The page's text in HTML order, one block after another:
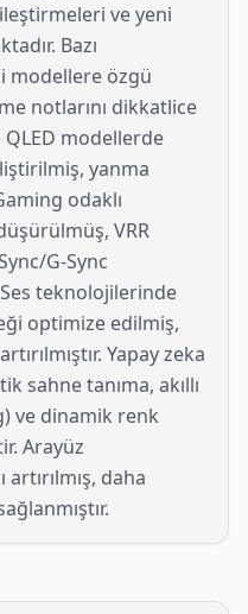
ve yeni
Bazı
modellere özgü
notlarını dikkatlice
modellerde
yanma
odaklı
VRR
G-Sync
teknolojilerinde
optimize edilmiş,
Yapay zeka
sahne tanıma, akıllı
ve dinamik renk
Arayüz
daha